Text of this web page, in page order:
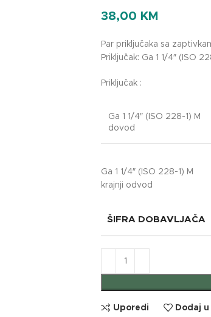
38,00 KM
Par priključaka sa
Priključak: Ga 1 1/4″ (ISO
Priključak :
Ga 1 1/4″ (ISO 228-1) M
dovod
Ga 1 1/4″ (ISO 228-1) M
krajnji odvod
ŠIFRA DOBAVLJAČA
Uporedi Dodaj